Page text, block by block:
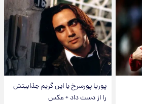
پوریا پورسرخ با این گریم جذابیتش
را از دست داد + عکس